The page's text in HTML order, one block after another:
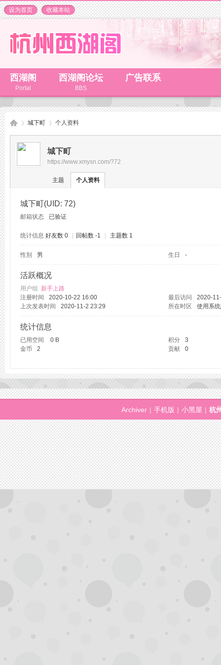
设为首页 收藏本站
西湖阁
Portal
西湖阁论坛
BBS
广告联系
›
城下町 个人资料
城下町
https://www.xmysn.com/?72
主题 个人资料
城下町(UID: 72)
邮箱状态 已验证
统计信息 好友数 0 回帖数 -1 主题数 1
性别 男 生日 -
活跃概况
用户组 新手上路
注册时间
2020-10-22 16:00 最后访问
2020-
上次发表时间
2020-11-2 23:29 所在时区 使用系
统计信息
已用空间 0 B 积分
3
金币
2 贡献 0
Archiver | 手机版 | 小黑屋 | 杭